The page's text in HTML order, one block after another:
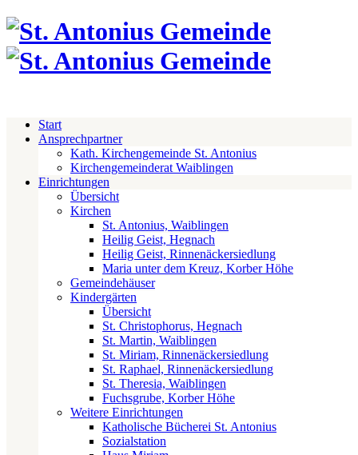
Start
Ansprechpartner
Kath. Kirchengemeinde St. Antonius
Kirchengemeinderat Waiblingen
Einrichtungen
Übersicht
Kirchen
St. Antonius, Waiblingen
Heilig Geist, Hegnach
Heilig Geist, Rinnenäckersiedlung
Maria unter dem Kreuz, Korber Höhe
Gemeindehäuser
Kindergärten
Übersicht
St. Christophorus, Hegnach
St. Martin, Waiblingen
St. Miriam, Rinnenäckersiedlung
St. Raphael, Rinnenäckersiedlung
St. Theresia, Waiblingen
Fuchsgrube, Korber Höhe
Weitere Einrichtungen
Katholische Bücherei St. Antonius
Sozialstation